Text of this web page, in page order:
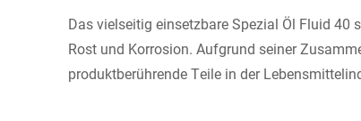
Das vielseitig einsetzbare Spezial Öl Fluid
Rost und Korrosion. Aufgrund seiner
produktberührende Teile in der